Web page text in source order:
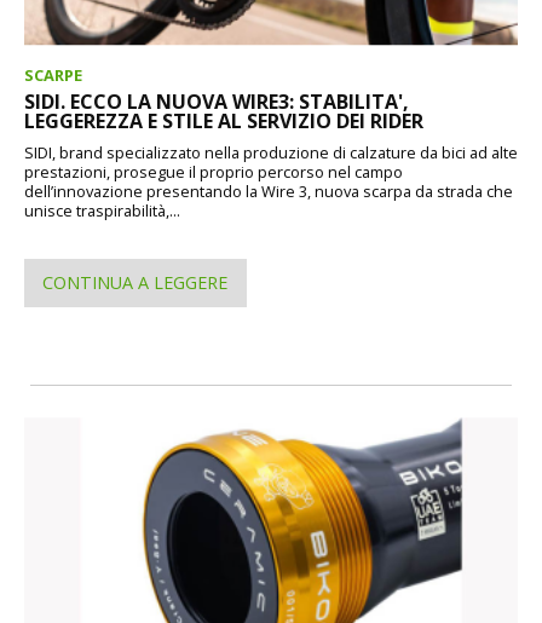
SCARPE
SIDI. ECCO LA NUOVA WIRE3: STABILITA',
LEGGEREZZA E STILE AL SERVIZIO DEI RIDER
SIDI, brand specializzato nella produzione di calzature da bici ad alte
prestazioni, prosegue il proprio percorso nel campo
dell’innovazione presentando la Wire 3, nuova scarpa da strada che
unisce traspirabilità,...
CONTINUA A LEGGERE